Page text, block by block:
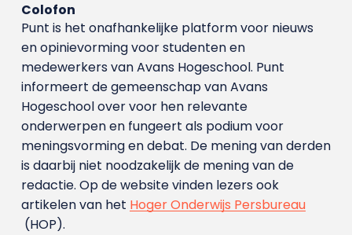
Colofon
Punt is het onafhankelijke platform voor nieuws
en opinievorming voor studenten en
medewerkers van Avans Hoge­school. Punt
informeert de gemeenschap van Avans
Hogeschool over voor hen relevante
onderwerpen en fungeert als podium voor
meningsvorming en debat. De mening van derden
is daarbij niet noodzakelijk de mening van de
redactie. Op de website vinden lezers ook
artikelen van het Hoger Onderwijs Persbureau
(HOP).